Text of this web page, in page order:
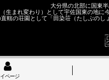
大分県の北部に国東
生まれ変わり）として宇佐国東の地
轄の荘園として「田染荘（たしぶの
ページ